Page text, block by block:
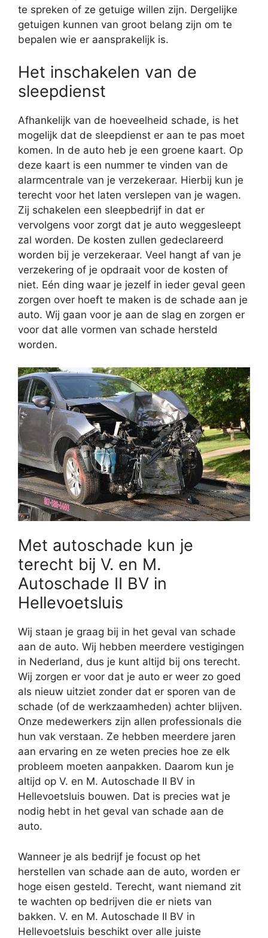
te spreken of ze getuige willen zijn. Dergelijke
getuigen kunnen van groot belang zijn om te
bepalen wie er aansprakelijk is.
Het inschakelen van de
sleepdienst
Afhankelijk van de hoeveelheid schade, is het
mogelijk dat de sleepdienst er aan te pas moet
komen. In de auto heb je een groene kaart. Op
deze kaart is een nummer te vinden van de
alarmcentrale van je verzekeraar. Hierbij kun je
terecht voor het laten verslepen van je wagen.
Zij schakelen een sleepbedrijf in dat er
vervolgens voor zorgt dat je auto weggesleept
zal worden. De kosten zullen gedeclareerd
worden bij je verzekeraar. Veel hangt af van je
verzekering of je opdraait voor de kosten of
niet. Eén ding waar je jezelf in ieder geval geen
zorgen over hoeft te maken is de schade aan je
auto. Wij gaan voor je aan de slag en zorgen er
voor dat alle vormen van schade hersteld
worden.
Met autoschade kun je
terecht bij V. en M.
Autoschade II BV in
Hellevoetsluis
Wij staan je graag bij in het geval van schade
aan de auto. Wij hebben meerdere vestigingen
in Nederland, dus je kunt altijd bij ons terecht.
Wij zorgen er voor dat je auto er weer zo goed
als nieuw uitziet zonder dat er sporen van de
schade (of de werkzaamheden) achter blijven.
Onze medewerkers zijn allen professionals die
hun vak verstaan. Ze hebben meerdere jaren
aan ervaring en ze weten precies hoe ze elk
probleem moeten aanpakken. Daarom kun je
altijd op V. en M. Autoschade II BV in
Hellevoetsluis bouwen. Dat is precies wat je
nodig hebt in het geval van schade aan de
auto.
Wanneer je als bedrijf je focust op het
herstellen van schade aan de auto, worden er
hoge eisen gesteld. Terecht, want niemand zit
te wachten op bedrijven die er niets van
bakken. V. en M. Autoschade II BV in
Hellevoetsluis beschikt over alle juiste